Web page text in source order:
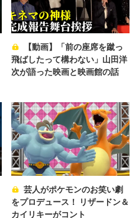
【動画】「前の座席を蹴っ
飛ばしたって構わない」山田洋
次が語った映画と映画館の話
芸人がポケモンのお笑い劇
をプロデュース！ リザードン＆
カイリキーがコント